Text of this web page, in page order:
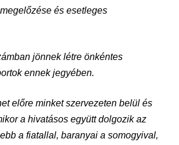
és esetleges
jönnek létre önkéntes
ennek jegyében.
előre minket szervezeten belül és
a hivatásos együtt dolgozik az
a fiatallal, baranyai a somogyival,